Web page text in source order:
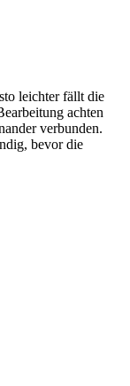
leichter fällt die
achten
verbunden.
bevor die